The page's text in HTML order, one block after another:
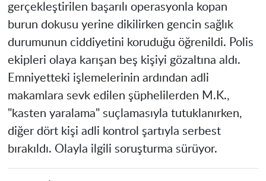
gerçekleştirilen başarılı operasyonla kopan
burun dokusu yerine dikilirken gencin sağlık
durumunun ciddiyetini koruduğu öğrenildi. Polis
ekipleri olaya karışan beş kişiyi gözaltına aldı.
Emniyetteki işlemelerinin ardından adli
makamlara sevk edilen şüphelilerden M.K.,
"kasten yaralama" suçlamasıyla tutuklanırken,
diğer dört kişi adli kontrol şartıyla serbest
bırakıldı. Olayla ilgili soruşturma sürüyor.